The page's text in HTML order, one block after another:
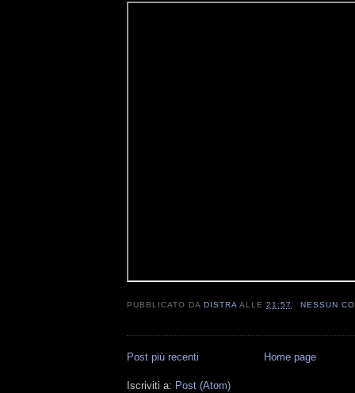
PUBBLICATO DADISTRA ALLE21:57 NESSUN
Post più recenti Home page
Iscriviti a: Post (Atom)